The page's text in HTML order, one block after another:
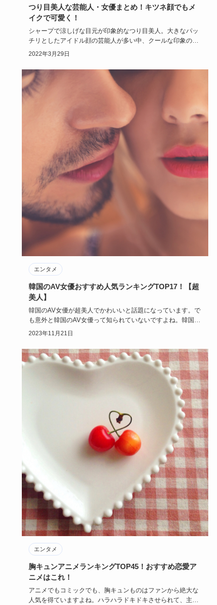
つり目美人な芸能人・女優まとめ！キツネ顔でもメ
イクで可愛く！
シャープで涼しげな目元が印象的なつり目美人。大きなパッ
チリとしたアイドル顔の芸能人が多い中、クールな印象のつ
り目美人の芸能…
2022年3月29日
エンタメ
韓国のAV女優おすすめ人気ランキングTOP17！【超
美人】
韓国のAV女優が超美人でかわいいと話題になっています。で
も意外と韓国のAV女優って知られていないですよね。韓国の
AV女優に…
2023年11月21日
エンタメ
胸キュンアニメランキングTOP45！おすすめ恋愛ア
ニメはこれ！
アニメでもコミックでも、胸キュンものはファンから絶大な
人気を得ていますよね。ハラハラドキドキさせられて、主人